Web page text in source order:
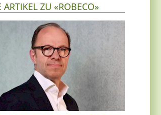
ARTIKEL ZU «ROBECO»